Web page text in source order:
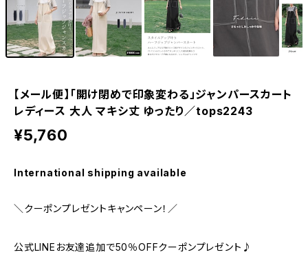
【メール便】「開け閉めで印象変わる」ジャンパースカート
レディース 大人 マキシ丈 ゆったり／tops2243
¥5,760
International shipping available
＼クーポンプレゼントキャンペーン！／
公式LINEお友達追加で50％OFFクーポンプレゼント♪